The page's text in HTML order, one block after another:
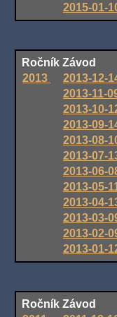
2015-01-
Ročník Závod
2013
2013-12-
2013-11-
2013-10-
2013-09-
2013-08-
2013-07-
2013-06-
2013-05-
2013-04-
2013-03-
2013-02-
2013-01-
Ročník Závod